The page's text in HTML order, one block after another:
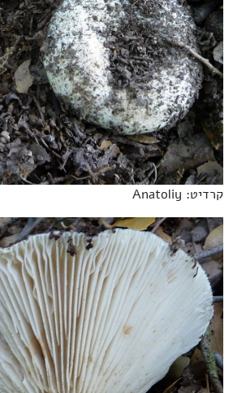
קרדיט: Anatoliy